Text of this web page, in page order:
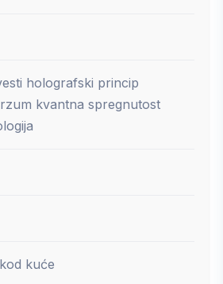
holografski princip
kvantna spregnutost
kuće